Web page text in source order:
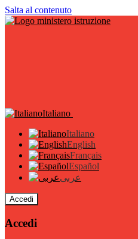
Salta al contenuto
Italiano
Italiano
English
Français
Español
عربى
Accedi
Accedi